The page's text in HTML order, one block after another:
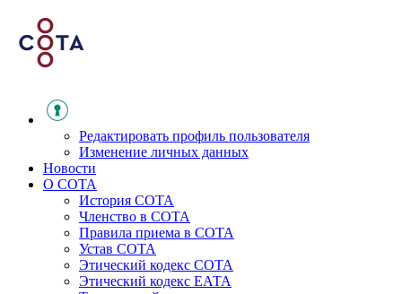
Редактировать профиль пользователя
Изменение личных данных
Новости
О СОТА
История СОТА
Членство в СОТА
Правила приема в СОТА
Устав СОТА
Этический кодекс СОТА
Этический кодекс ЕАТА